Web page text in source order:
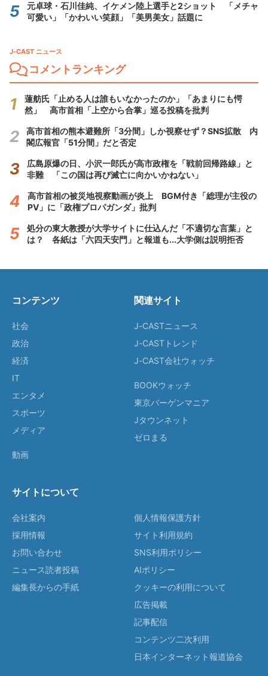
元卓球・石川佳純、イケメン陸上選手と2ショット 「メチャ
可愛い」「かわいい笑顔」「美男美女」話題に
J-CAST ニュース
コメントランキング
蓮舫氏「止める人は誰もいなかったのか」「あまりにも愕
然」 高市首相「上空から合掌」巡る投稿を批判
高市首相の熊本避難所「3分間」しか視察せず？SNS拡散 内
閣広報官「51分間」だと否定
広島原爆の日、小沢一郎氏が高市政権を「戦前回帰路線」と
非難 「この国は再び滅亡に向かいかねない」
高市首相の被災地視察動画が炎上 BGM付き「総理が主役の
PV」に「政権プロパガンダ」批判
処分の東大教授が大学サイトに仕込んだ「不適切な言葉」と
は？ 各紙は「六四天安門」と報道も...大学側は説明拒否
コンテンツ
社会
政治
経済
IT
エンタメ
スポーツ
メディア
動画
関連サイト
J-CASTニュース
J-CASTトレンド
J-CAST会社ウォッチ
BOOKウォッチ
東京バーゲンマニア
Jタウンネット
ゼロまる
サイトについて
会社案内
採用情報
お問い合わせ
ニュース読者投稿
編集長からの手紙
個人情報保護方針
サイト利用規約
SNS利用ポリシー
AIポリシー
クッキーの利用について
広告掲載
記事配信
コンテンツ二次利用
日本インターネット報道協会